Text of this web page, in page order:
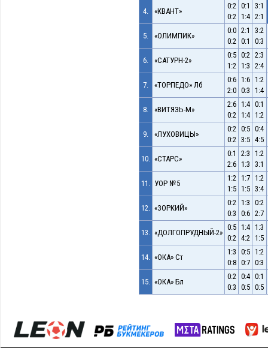
4. «КВАНТ»
0:2
0:2
0:1
1:4
3:1
2:1
5. «ОЛИМПИК»
0:0
0:2
2:1
0:1
3:2
0:3
6. «САТУРН-2»
0:5
1:2
0:2
1:3
2:3
2:4
7. «ТОРПЕДО» Лб
0:6
2:0
1:6
0:3
1:2
1:4
8. «ВИТЯЗЬ-М»
2:6
0:2
1:4
1:4
0:1
1:2
9. «ЛУХОВИЦЫ»
0:2
0:2
0:5
3:5
0:4
4:5
10. «СТАРС»
0:1
2:6
2:3
1:3
1:2
3:1
11. УОР №5
1:2
1:5
1:7
1:5
1:2
3:4
12. «ЗОРКИЙ»
0:2
0:3
1:3
0:6
0:2
2:7
13. «ДОЛГОПРУДНЫЙ-2»
0:5
0:2
1:4
4:2
1:3
1:5
14. «ОКА» Ст
1:3
0:8
0:5
0:7
1:2
0:3
15. «ОКА» Бл
0:2
0:3
0:4
0:5
0:1
0:5